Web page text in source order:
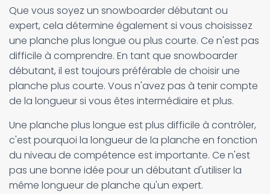
Que vous soyez un snowboarder débutant ou
expert, cela détermine également si vous choisissez
une planche plus longue ou plus courte. Ce n'est pas
difficile à comprendre. En tant que snowboarder
débutant, il est toujours préférable de choisir une
planche plus courte. Vous n'avez pas à tenir compte
de la longueur si vous êtes intermédiaire et plus.
Une planche plus longue est plus difficile à contrôler,
c'est pourquoi la longueur de la planche en fonction
du niveau de compétence est importante. Ce n'est
pas une bonne idée pour un débutant d'utiliser la
même longueur de planche qu'un expert.